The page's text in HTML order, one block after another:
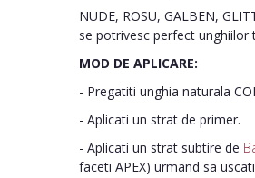
NUDE, ROSU, GALBEN,
se potrivesc perfect unghiilor
MOD DE APLICARE:
- Pregatiti unghia naturala
- Aplicati un strat de primer.
- Aplicati un strat subtire de
faceti APEX) urmand sa